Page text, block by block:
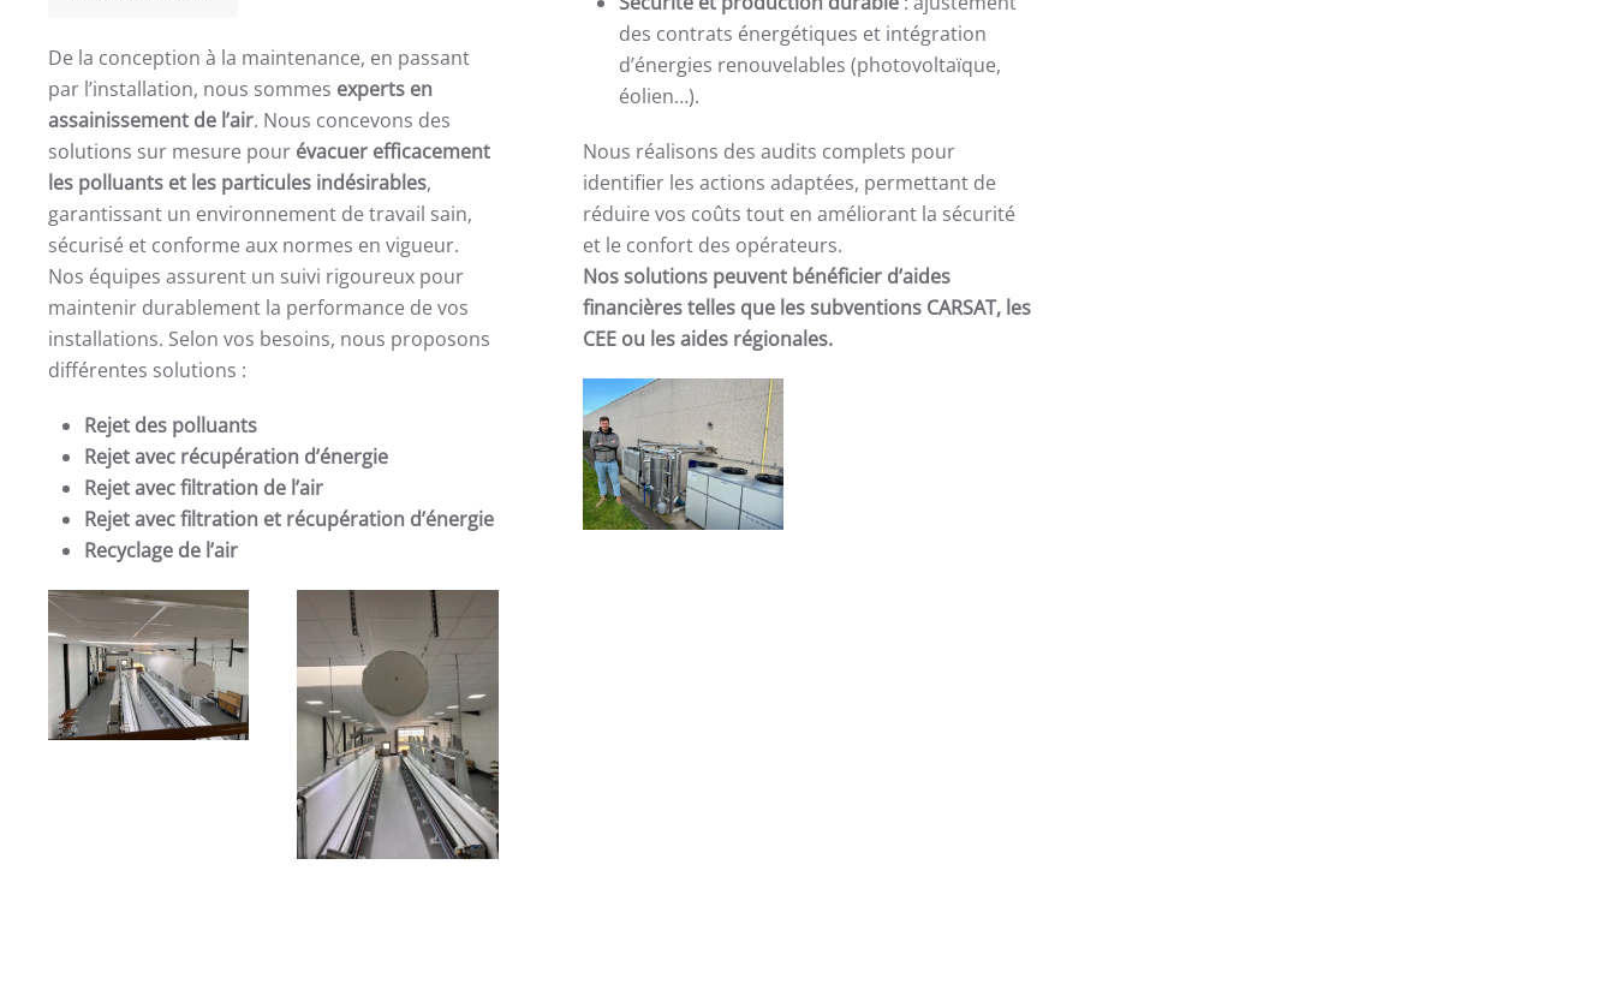
De la conception à la maintenance, en passant
par l’installation, nous sommes experts en
assainissement de l’air. Nous concevons des
solutions sur mesure pour évacuer efficacement
les polluants et les particules indésirables,
garantissant un environnement de travail sain,
sécurisé et conforme aux normes en vigueur.
Nos équipes assurent un suivi rigoureux pour
maintenir durablement la performance de vos
installations. Selon vos besoins, nous proposons
différentes solutions :
Rejet des polluants
Rejet avec récupération d’énergie
Rejet avec filtration de l’air
Rejet avec filtration et récupération d’énergie
Recyclage de l’air
des contrats énergétiques et intégration
d’énergies renouvelables (photovoltaïque,
éolien…).
Nous réalisons des audits complets pour
identifier les actions adaptées, permettant de
réduire vos coûts tout en améliorant la sécurité
et le confort des opérateurs.
Nos solutions peuvent bénéficier d’aides
financières telles que les subventions CARSAT, les
CEE ou les aides régionales.